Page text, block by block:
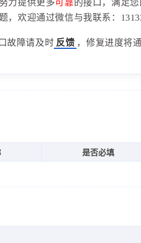
力提供更多可靠的接口，满足您
，欢迎通过微信与我联系：
故障请及时 反馈 ，修复进度将
是否必填